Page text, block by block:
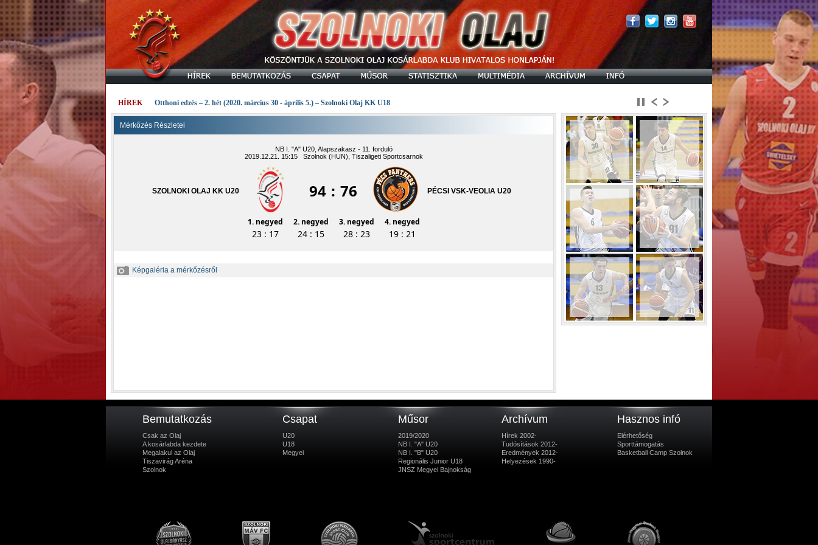
HÍREK Otthoni edzés – 2. hét (2020. március 30 - április 5.) – Szolnoki Olaj KK U18
Mérkőzés Részletei
NB I. "A" U20, Alapszakasz - 11. forduló
2019.12.21. 15:15 Szolnok (HUN), Tiszaligeti Sportcsarnok
SZOLNOKI OLAJ KK U20 94 : 76 PÉCSI VSK-VEOLIA U20
1. negyed 2. negyed 3. negyed 4. negyed
23 : 17 24 : 15 28 : 23 19 : 21
Képgaléria a mérkőzésről
Bemutatkozás
Csak az Olaj
A kosárlabda kezdete
Megalakul az Olaj
Tiszavirág Aréna
Szolnok
Csapat
U20
U18
Megyei
Műsor
2019/2020
NB I. "A" U20
NB I. "B" U20
Regionális Junior U18
JNSZ Megyei Bajnokság
Archívum
Hírek 2002-
Tudósítások 2012-
Eredmények 2012-
Helyezések 1990-
Hasznos infó
Elérhetőség
Sporttámogatás
Basketball Camp Szolnok